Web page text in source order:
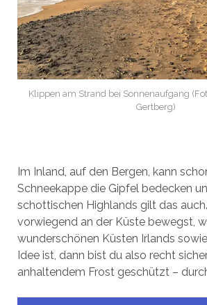
Klippen am Strand bei Sonnenaufgang
Gertberg)
Im Inland, auf den Bergen, kann
Schneekappe die Gipfel bedecken
schottischen Highlands gilt das
vorwiegend an der Küste bewegst,
wunderschönen Küsten Irlands
Idee ist, dann bist du also recht
anhaltendem Frost geschützt –